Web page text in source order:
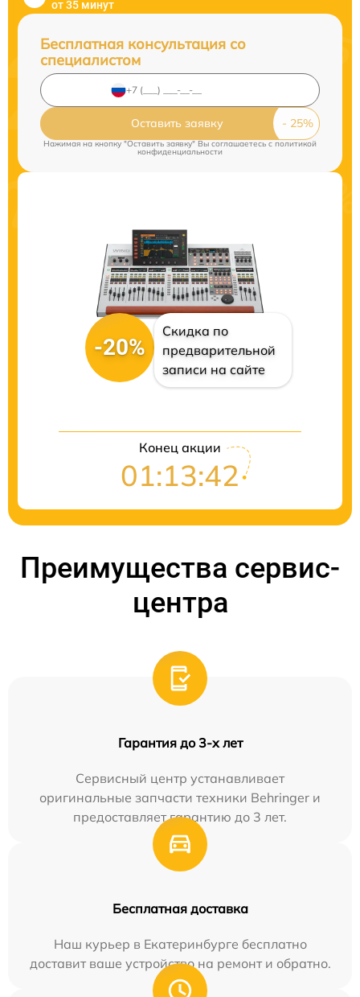
от 35 минут
Бесплатная консультация со
специалистом
Оставить заявку
Нажимая на кнопку "Оставить заявку" Вы соглашаетесь cполитикой
конфиденциальности
-20%
Скидка по
предварительной
записи на сайте
Конец акции
01:13:41
Преимущества сервис-
центра
Гарантия до 3-х лет
Сервисный центр устанавливает
оригинальные запчасти техники Behringer и
предоставляет гарантию до 3 лет.
Бесплатная доставка
Наш курьер в Екатеринбурге бесплатно
доставит ваше устройство на ремонт и обратно.